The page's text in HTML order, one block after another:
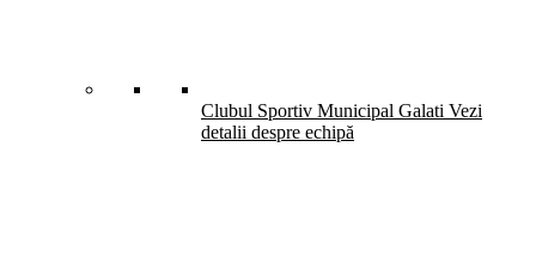
Clubul Sportiv Municipal Galati Vezi
detalii despre echipă